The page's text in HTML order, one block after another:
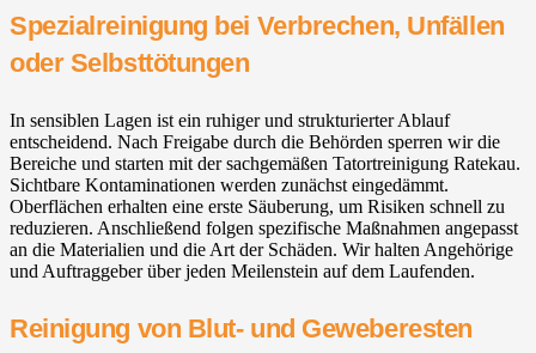
Spezialreinigung bei Verbrechen, Unfällen
oder Selbsttötungen
In sensiblen Lagen ist ein ruhiger und strukturierter Ablauf
entscheidend. Nach Freigabe durch die Behörden sperren wir die
Bereiche und starten mit der sachgemäßen Tatortreinigung Ratekau.
Sichtbare Kontaminationen werden zunächst eingedämmt.
Oberflächen erhalten eine erste Säuberung, um Risiken schnell zu
reduzieren. Anschließend folgen spezifische Maßnahmen angepasst
an die Materialien und die Art der Schäden. Wir halten Angehörige
und Auftraggeber über jeden Meilenstein auf dem Laufenden.
Reinigung von Blut- und Geweberesten